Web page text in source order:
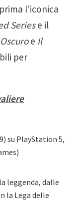
l’iconica
Seriese il
e Il
per
su PlayStation 5,
leggenda, dalle
la Lega delle